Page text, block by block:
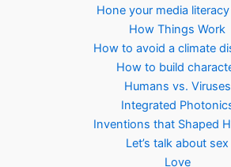
Hone your media
How Things Work
How to avoid a climate
How to build
Humans vs. Viruses
Integrated
Inventions that Shaped
Let’s talk about sex
Love